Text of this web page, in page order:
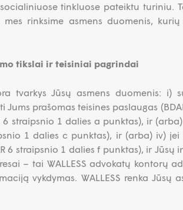
tinkluose pateiktu turiniu.
rinksime asmens duomenis,
tikslai ir teisiniai pagrindai
tvarkys Jūsų asmens duomenis:
prašomas teisines paslaugas
6 straipsnio 1 dalies a punktas), ir
1 dalies c punktas), ir (arba) iv)
6 straipsnio 1 dalies f punktas), ir Jūsų
– tai WALLESS advokatų kontorų
vykdymas. WALLESS renka Jūsų